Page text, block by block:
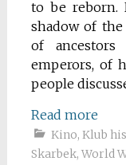
to be reborn.
shadow of
of
emperors, of
people
Read more
Kino, Klub
Skarbek, World